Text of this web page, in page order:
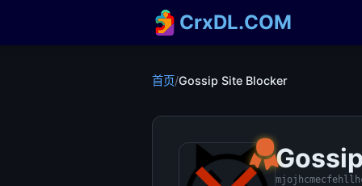
CrxDL.COM
首页/Gossip Site Blocker